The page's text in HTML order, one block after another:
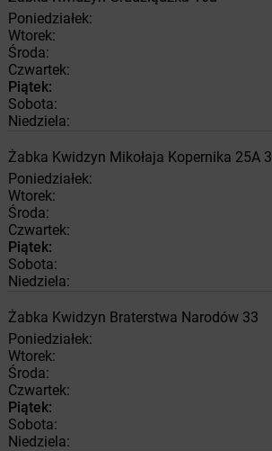
Poniedziałek:
Wtorek:
Środa:
Czwartek:
Piątek:
Sobota:
Niedziela:
Żabka Kwidzyn Mikołaja Kopernika 25A 3
Poniedziałek:
Wtorek:
Środa:
Czwartek:
Piątek:
Sobota:
Niedziela:
Żabka Kwidzyn Braterstwa Narodów 33
Poniedziałek:
Wtorek:
Środa:
Czwartek:
Piątek:
Sobota:
Niedziela: